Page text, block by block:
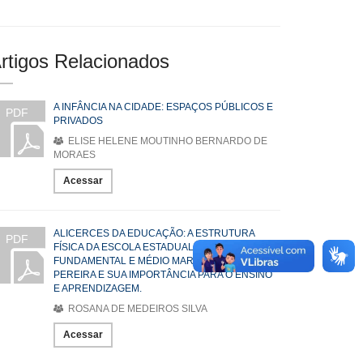
Relacionados
PDF
A INFÂNCIA NA CIDADE: ESPAÇOS PÚBLICOS E
PRIVADOS
ELISE HELENE MOUTINHO BERNARDO DE
MORAES
Acessar
PDF
ALICERCES DA EDUCAÇÃO: A ESTRUTURA
FÍSICA DA ESCOLA ESTADUAL DE ENSINO
FUNDAMENTAL E MÉDIO MARIA BALBINA
PEREIRA E SUA IMPORTÂNCIA PARA O ENSINO
E APRENDIZAGEM.
ROSANA DE MEDEIROS SILVA
Acessar